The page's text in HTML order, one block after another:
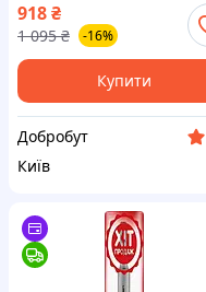
інструмент для каменю
для ручної Dobro-A
918₴
1 095 ₴ -16%
Купити
Добробут
Київ